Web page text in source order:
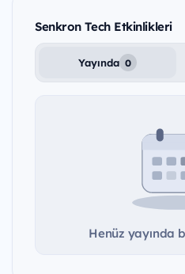
Senkron Tech Etkinlikleri
Yayında 0
Henüz yayında